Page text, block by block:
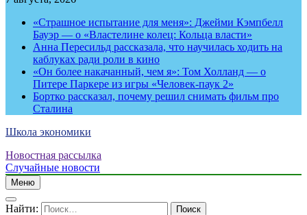
«Страшное испытание для меня»: Джейми Кэмпбелл
Бауэр — о «Властелине колец: Кольца власти»
Анна Пересильд рассказала, что научилась ходить на
каблуках ради роли в кино
«Он более накачанный, чем я»: Том Холланд — о
Питере Паркере из игры «Человек-паук 2»
Бортко рассказал, почему решил снимать фильм про
Сталина
Школа экономики
Новостная рассылка
Случайные новости
Меню
Найти: